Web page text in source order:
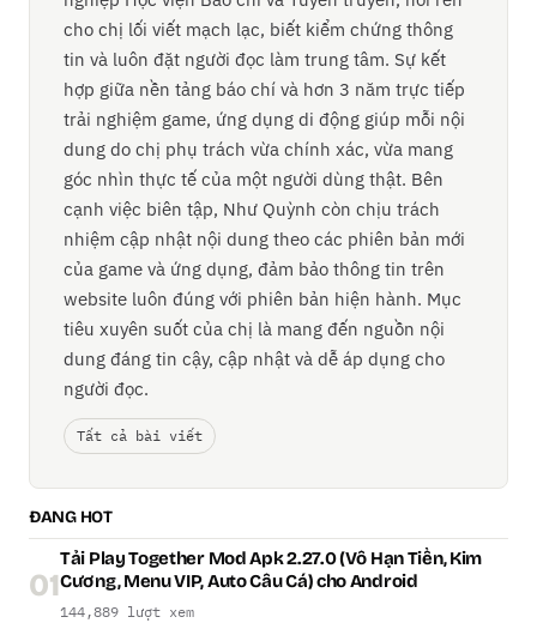
cho chị lối viết mạch lạc, biết kiểm chứng thông
tin và luôn đặt người đọc làm trung tâm. Sự kết
hợp giữa nền tảng báo chí và hơn 3 năm trực tiếp
trải nghiệm game, ứng dụng di động giúp mỗi nội
dung do chị phụ trách vừa chính xác, vừa mang
góc nhìn thực tế của một người dùng thật. Bên
cạnh việc biên tập, Như Quỳnh còn chịu trách
nhiệm cập nhật nội dung theo các phiên bản mới
của game và ứng dụng, đảm bảo thông tin trên
website luôn đúng với phiên bản hiện hành. Mục
tiêu xuyên suốt của chị là mang đến nguồn nội
dung đáng tin cậy, cập nhật và dễ áp dụng cho
người đọc.
Tất cả bài viết
ĐANG HOT
01
Tải Play Together Mod Apk 2.27.0 (Vô Hạn Tiền, Kim
Cương, Menu VIP, Auto Câu Cá) cho Android
144,889 lượt xem